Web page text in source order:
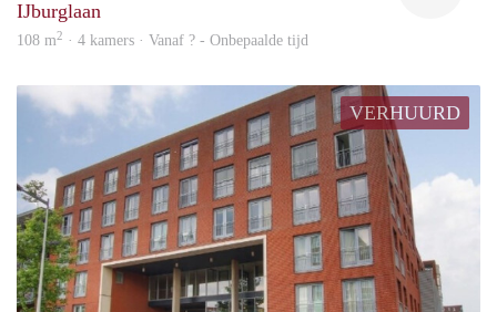
IJburglaan
108 m2 · 4 kamers · Vanaf ? - Onbepaalde tijd
VERHUURD